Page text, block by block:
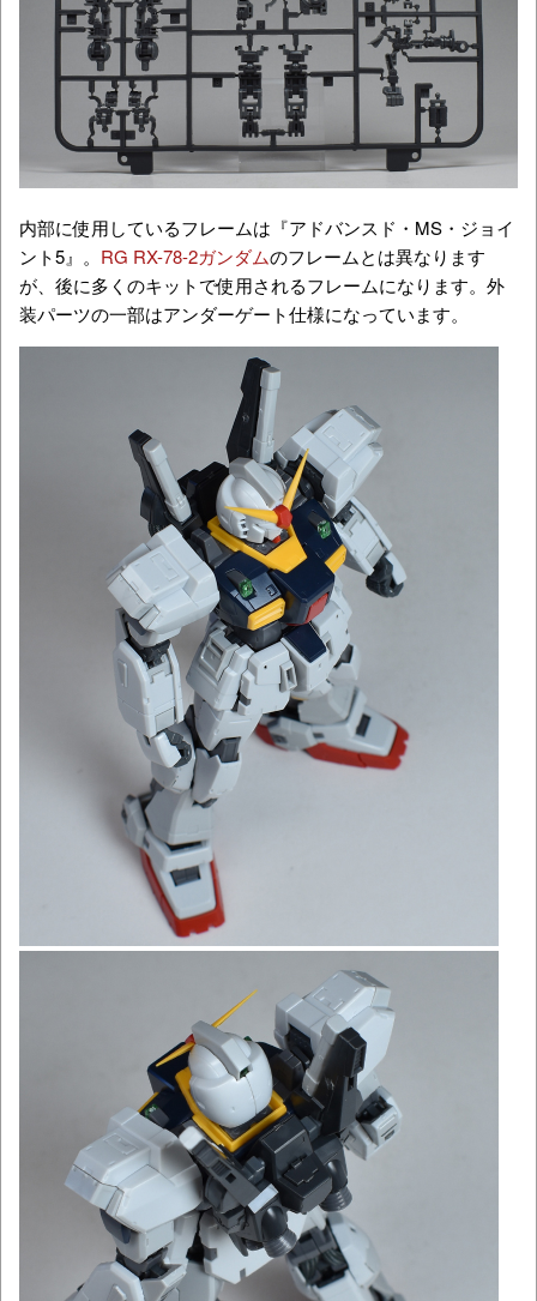
内部に使用しているフレームは『アドバンスド・MS・ジョイ
ント5』。 RG RX-78-2ガンダムのフレームとは異なります
が、後に多くのキットで使用されるフレームになります。外
装パーツの一部はアンダーゲート仕様になっています。